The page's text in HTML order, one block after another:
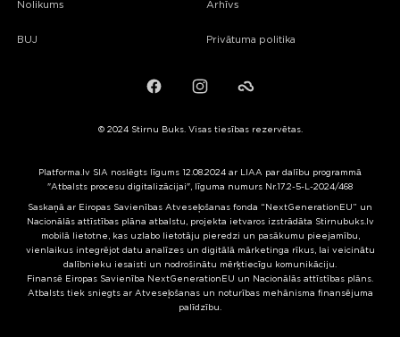
Nolikums
BUJ
Arhīvs
Privātuma politika
FacebookInstagramFailiem.lv
© 2024 Stirnu Buks. Visas tiesības rezervētas.
Platforma.lv SIA noslēgts līgums 12.08.2024 ar LIAA par dalību programmā
"Atbalsts procesu digitalizācijai", līguma numurs Nr.17.2-5-L-2024/468
Saskaņā ar Eiropas Savienības Atveseļošanas fonda “NextGenerationEU” un
Nacionālās attīstības plāna atbalstu, projekta ietvaros izstrādāta Stirnubuks.lv
mobilā lietotne, kas uzlabo lietotāju pieredzi un pasākumu pieejamību,
vienlaikus integrējot datu analīzes un digitālā mārketinga rīkus, lai veicinātu
dalībnieku iesaisti un nodrošinātu mērķtiecīgu komunikāciju.
Finansē Eiropas Savienība NextGenerationEU un Nacionālās attīstības plāns.
Atbalsts tiek sniegts ar Atveseļošanas un noturības mehānisma finansējuma
palīdzību.